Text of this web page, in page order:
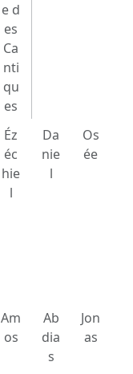
e d
es
Ca
nti
qu
es
Éz
éc
hie
l
Da
nie
l
Os
ée
Am
os
Ab
dia
s
Jon
as